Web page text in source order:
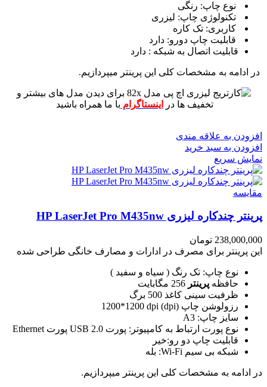
نوع چاپ: رنگی
تکنولوژی چاپ: لیزری
کاربری: تک کاره
قابلیت چاپ دورو: دارد
قابلیت اتصال به شبکه : دارد
در ادامه به مشخصات کلی این پرینتر میپردازیم.
برای دیدن مدل های بیشتر و
تخفیف ها در
اینستاگرام با ما همراه باشید
افزودن به علاقه مندی
افزودن به سبد خرید
نمایش سریع
مقايسه
پرینتر چندکاره لیزری HP LaserJet Pro M435nw
238,000,000 تومان
این پرینتر برای مصرف در ادارات و مصارف خانگی طراحی شده
نوع چاپ: تک رنگ ( سیاه و سفید )
حافظه پرینتر
ظرفیت سینی کاغذ 500 برگ
رزولوشن چاپ (dpi) 1200*1200 dpi
سایز چاپ: A3
نوع پورت ارتباط به کامپیوتر: پورت USB 2.0 پورت Ethernet
قابلیت چاپ دو رو:خیر
شبکه بی سیم Wi-Fi: بله
در ادامه به مشخصات کلی این پرینتر میپردازیم.